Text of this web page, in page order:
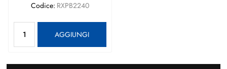
Codice: RXPB2240
AGGIUNGI